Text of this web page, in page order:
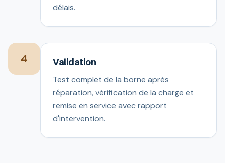
délais.
4 Validation
Test complet de la borne après
réparation, vérification de la charge et
remise en service avec rapport
d'intervention.